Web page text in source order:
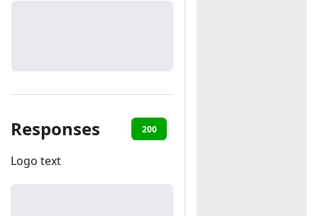
Responses 200
Logo text